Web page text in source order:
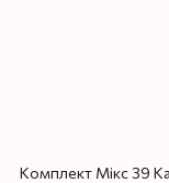
Комплект Мікс 39